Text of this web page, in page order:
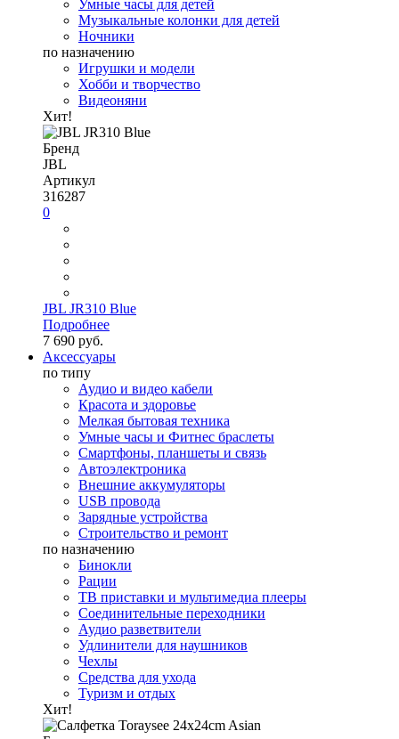
Умные часы для детей
Музыкальные колонки для детей
Ночники
по назначению
Игрушки и модели
Хобби и творчество
Видеоняни
Хит!
Бренд
JBL
Артикул
316287
0
JBL JR310 Blue
Подробнее
7 690 руб.
Аксессуары
по типу
Аудио и видео кабели
Красота и здоровье
Мелкая бытовая техника
Умные часы и Фитнес браслеты
Смартфоны, планшеты и связь
Автоэлектроника
Внешние аккумуляторы
USB провода
Зарядные устройства
Строительство и ремонт
по назначению
Бинокли
Рации
ТВ приставки и мультимедиа плееры
Соединительные переходники
Аудио разветвители
Удлинители для наушников
Чехлы
Средства для ухода
Туризм и отдых
Хит!